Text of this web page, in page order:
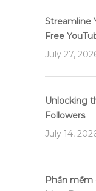
Streamline
Free
July 27,
Unlocking
Followers
July 14,
Phần